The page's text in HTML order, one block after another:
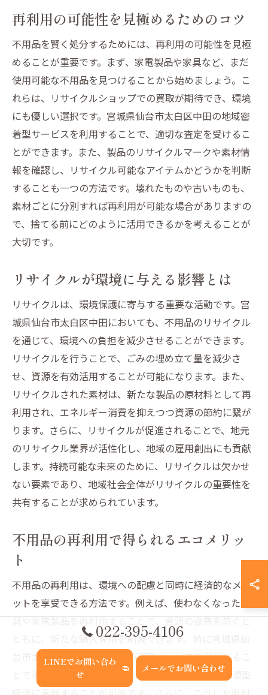
再利用の可能性を見極めるためのコツ
不用品を賢く処分するためには、再利用の可能性を見極
めることが重要です。まず、家電製品や家具など、まだ
使用可能な不用品を見つけることから始めましょう。こ
れらは、リサイクルショップでの買取が期待でき、環境
にも優しい選択です。宮城県仙台市太白区中田の地域密
着型サービスを利用することで、適切な査定を受けるこ
とができます。また、製品のリサイクルマークや素材情
報を確認し、リサイクル可能なアイテムかどうかを判断
することも一つの方法です。壊れたものや古いものも、
素材ごとに分別すれば再利用が可能な場合がありますの
で、捨てる前にどのように活用できるかを考えることが
大切です。
リサイクルが環境に与える影響とは
リサイクルは、環境保護に寄与する重要な活動です。宮
城県仙台市太白区中田においても、不用品のリサイクル
を通じて、環境への負担を減少させることができます。
リサイクルを行うことで、ごみの埋め立て量を減少さ
せ、資源を有効活用することが可能になります。また、
リサイクルされた素材は、新たな製品の原材料として再
利用され、エネルギー消費を抑えつつ資源の節約に繋が
ります。さらに、リサイクルが促進されることで、地元
のリサイクル業界が活性化し、地域の雇用創出にも貢献
します。持続可能な未来のために、リサイクルは欠かせ
ない要素であり、地域社会全体がリサイクルの重要性を
共有することが求められています。
不用品の再利用で得られるエコメリッ
ト
不用品の再利用は、環境への配慮と同時に経済的なメリ
ットを享受できる方法です。例えば、使わなくなった家
具や家電製品を再利用することで、資源の浪費を防ぐと
ともに、新たな購入費用を削減できます。特に宮城県仙
台市太白区中田では、地域の買取サービスを利用するこ
とで不用品を新たな価値ある商品として再生し、循環型
022-395-4106
LINEでお問い合わ
せ
メールでお問い合わせ